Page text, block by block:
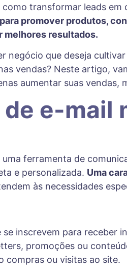
promover produtos,
melhores resultados.
negócio que deseja
vendas? Neste artigo,
aumentar suas vendas,
e-mail
ferramenta de
e personalizada. Uma
às necessidades
inscrevem para receber
promoções ou
compras ou visitas ao site.